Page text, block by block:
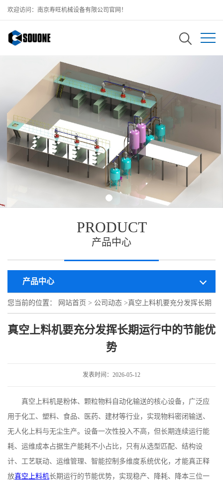
欢迎访问：南京寿旺机械设备有限公司官网！
PRODUCT
产品中心
产品中心
您当前的位置： 网站首页 > 公司动态 >真空上料机要充分发挥长期
运行中的节能优势
真空上料机要充分发挥长期运行中的节能优
势
发表时间：2026-05-12
真空上料机是粉体、颗粒物料自动化输送的核心设备，广泛应
用于化工、塑料、食品、医药、建材等行业，实现物料密闭输送、
无人化上料与无尘生产。设备一次性投入不高，但长期连续运行能
耗、运维成本占据生产能耗不小占比，只有从选型匹配、结构设
计、工艺联动、运维管理、智能控制多维度系统优化，才能真正释
放真空上料机长期运行的节能优势，实现稳产、降耗、降本三位一